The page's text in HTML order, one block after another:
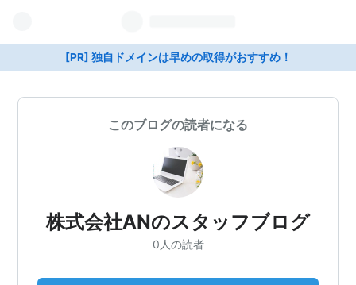
[PR] 独自ドメインは早めの取得がおすすめ！
このブログの読者になる
株式会社ANのスタッフブログ
0人の読者